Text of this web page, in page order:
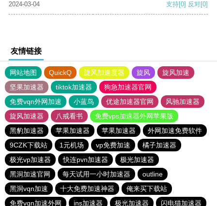
2024-03-04
支持[0] 反对[0]
友情链接
网站地图 QuickQ 旋风加速度器 旋风
旋风加速
坚果加速器
tiktok加速器
狗急加速器官网
免费vqn外网加速
小蓝鸟 优途加速器官网
风驰加速器
旋风加速器
八戒看书
免费vps加速器外网苹果版
黑豹加速器
苹果加速器 苹果加速器
外网加速免费软件
9CZK下载站
1元机场 vp免费加速
橘子加速器
极光vp加速器
快连pvn加速器
极光加速器
黑洞加速官网
每天试用一小时加速器
outline
黑洞vqn加速
十大免费加速神器
俺来买下载站
免费vqn加速外网
ins加速器 极光加速器 闪电猫加速器